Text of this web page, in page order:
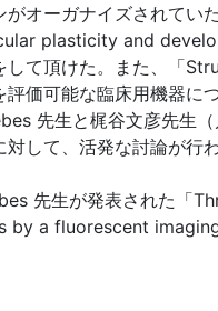
がオーガナイズされて
plasticity and
して頂けた。また、「
評価可能な臨床用機器
先生と梶谷文彦先生
して、活発な討論が行わ
先生が発表された
a fluorescent